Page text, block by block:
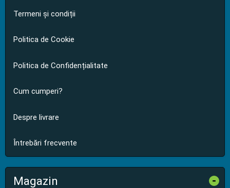
Termeni și condiții
Politica de Cookie
Politica de Confidențialitate
Cum cumperi?
Despre livrare
Întrebări frecvente
Magazin -